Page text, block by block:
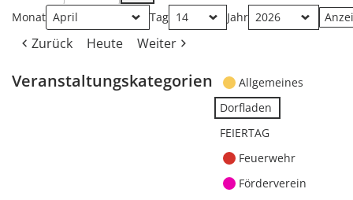
Monat Tag Jahr
Zurück Heute Weiter
Veranstaltungskategorien
Allgemeines
Dorfladen
FEIERTAG
Feuerwehr
Förderverein